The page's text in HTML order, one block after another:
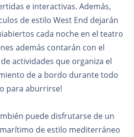
e interactivas. Además,
de estilo West End dejarán
cada noche en el teatro
además contarán con el
actividades que organiza el
de a bordo durante todo
para aburrirse!
puede disfrutarse de un
de estilo mediterráneo